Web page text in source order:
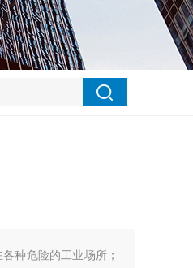
种危险的工业场所；